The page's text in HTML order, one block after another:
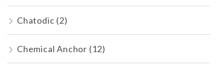
Chatodic (2)
Chemical Anchor (12)